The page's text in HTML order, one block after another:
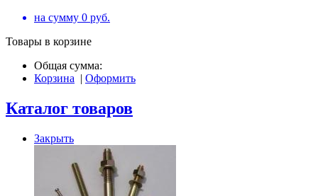
на сумму 0 руб.
Товары в корзине
Общая сумма:
Корзина | Оформить
Каталог товаров
Закрыть